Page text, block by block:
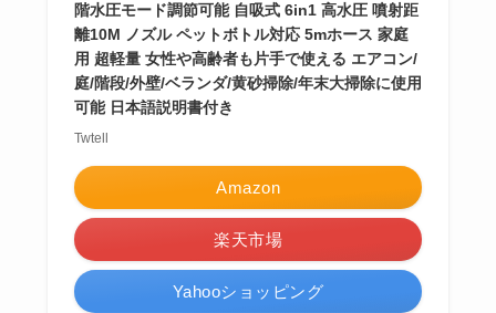
階水圧モード調節可能 自吸式 6in1 高水圧 噴射距
離10M ノズル ペットボトル対応 5mホース 家庭
用 超軽量 女性や高齢者も片手で使える エアコン/
庭/階段/外壁/ベランダ/黄砂掃除/年末大掃除に使用
可能 日本語説明書付き
Twtell
Amazon
楽天市場
Yahooショッピング